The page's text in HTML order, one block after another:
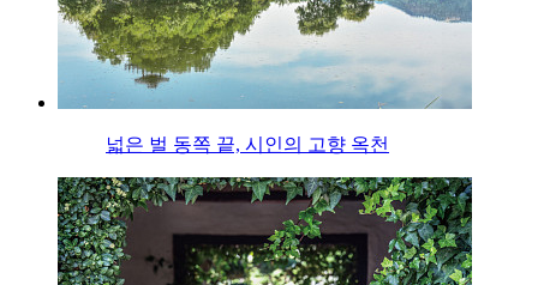
넓은 벌 동쪽 끝, 시인의 고향 옥천